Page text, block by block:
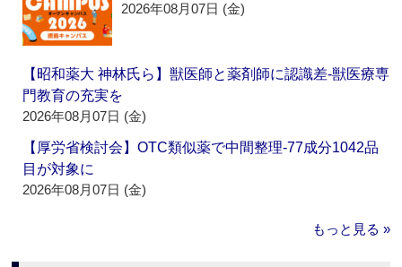
2026年08月07日 (金)
【昭和薬大 神林氏ら】獣医師と薬剤師に認識差‐獣医療専
門教育の充実を
2026年08月07日 (金)
【厚労省検討会】OTC類似薬で中間整理‐77成分1042品
目が対象に
2026年08月07日 (金)
もっと見る »